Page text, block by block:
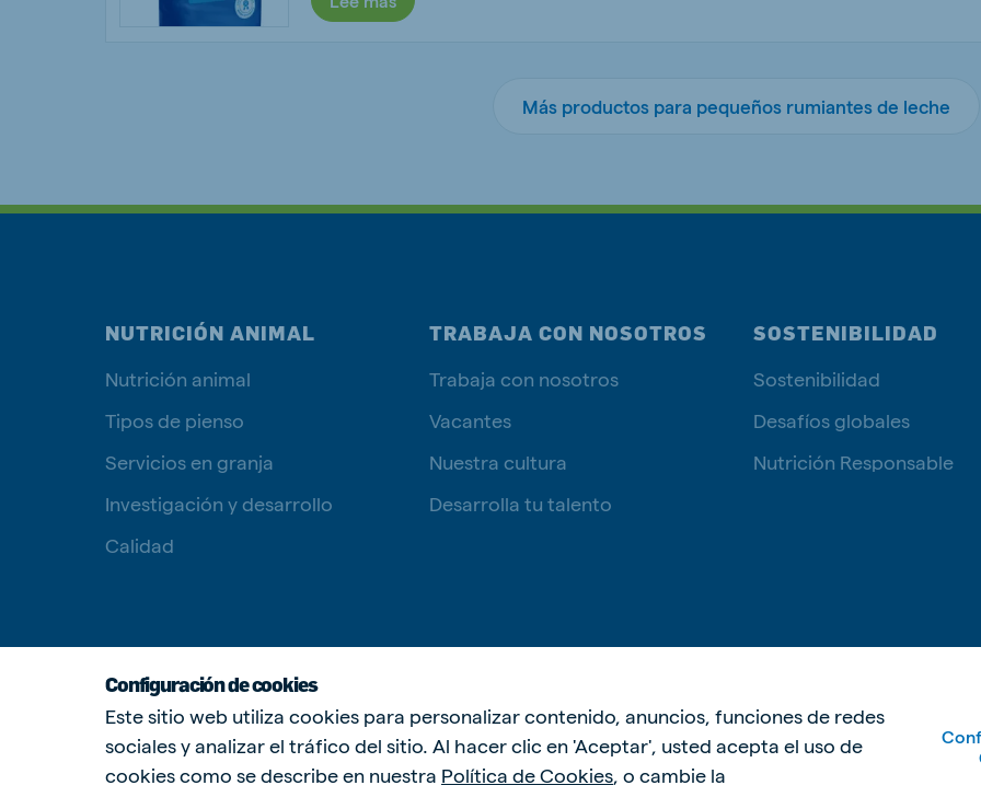
Más productos para pequeños rumiantes de leche
Configuración de cookies
Este sitio web utiliza cookies para personalizar contenido, anuncios, funciones de redes
sociales y analizar el tráfico del sitio. Al hacer clic en 'Aceptar', usted acepta el uso de
cookies como se describe en nuestra Política de Cookies , o cambie la
NUTRICIÓN ANIMAL
Nutrición animal
Tipos de pienso
Servicios en granja
Investigación y desarrollo
Calidad
TRABAJA CON NOSOTROS
Trabaja con nosotros
Vacantes
Nuestra cultura
Desarrolla tu talento
SOSTENIBILIDAD
Sostenibilidad
Desafíos globales
Nutrición Responsable
Política de